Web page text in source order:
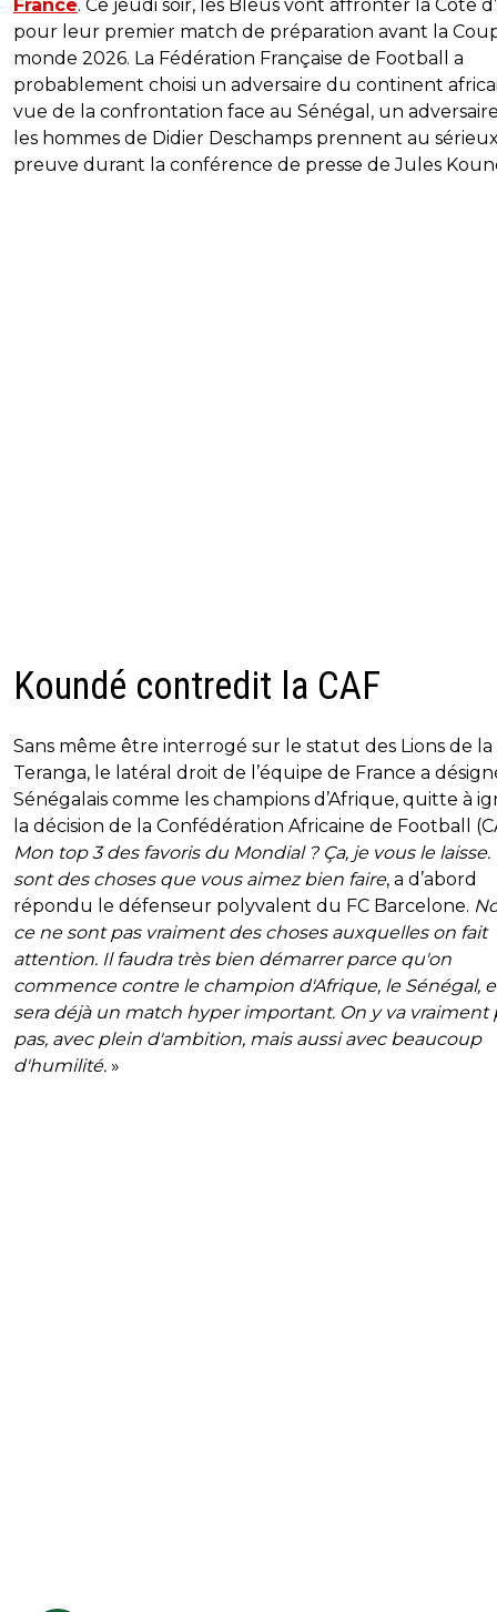
France. Ce jeudi soir, les Bleus vont affronter la Côte
pour leur premier match de préparation avant la
monde 2026. La Fédération Française de Football a
probablement choisi un adversaire du continent
vue de la confrontation face au Sénégal, un
les hommes de Didier Deschamps prennent au
preuve durant la conférence de presse de Jules
Koundé contredit la CAF
Sans même être interrogé sur le statut des Lions de la
Teranga, le latéral droit de l’équipe de France a
Sénégalais comme les champions d’Afrique, quitte à
la décision de la Confédération Africaine de Football
Mon top 3 des favoris du Mondial ? Ça, je vous le laisse.
sont des choses que vous aimez bien faire, a d’abord
répondu le défenseur polyvalent du FC Barcelone.
ce ne sont pas vraiment des choses auxquelles on fait
attention. Il faudra très bien démarrer parce qu'on
commence contre le champion d'Afrique, le Sénégal,
sera déjà un match hyper important. On y va vraiment
pas, avec plein d'ambition, mais aussi avec beaucoup
d'humilité. »